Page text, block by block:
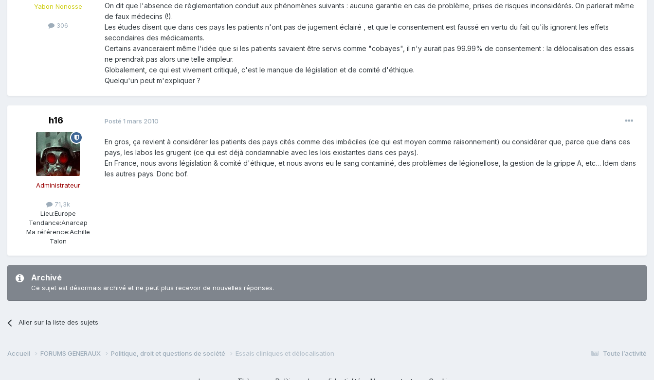
Yabon Nonosse
306
On dit que l'absence de règlementation conduit aux phénomènes suivants : aucune garantie en cas de problème, prises de risques inconsidérés. On parlerait même
de faux médecins (!).
Les études disent que dans ces pays les patients n'ont pas de jugement éclairé , et que le consentement est faussé en vertu du fait qu'ils ignorent les effets
secondaires des médicaments.
Certains avanceraient même l'idée que si les patients savaient être servis comme "cobayes", il n'y aurait pas 99.99% de consentement : la délocalisation des essais
ne prendrait pas alors une telle ampleur.
Globalement, ce qui est vivement critiqué, c'est le manque de législation et de comité d'éthique.
Quelqu'un peut m'expliquer ?
h16
Administrateur
71,3k
Lieu:Europe
Tendance:Anarcap
Ma référence:Achille
Talon
Posté 1 mars 2010
En gros, ça revient à considérer les patients des pays cités comme des imbéciles (ce qui est moyen comme raisonnement) ou considérer que, parce que dans ces
pays, les labos les grugent (ce qui est déjà condamnable avec les lois existantes dans ces pays).
En France, nous avons législation & comité d'éthique, et nous avons eu le sang contaminé, des problèmes de légionellose, la gestion de la grippe A, etc… Idem dans
les autres pays. Donc bof.
Archivé
Ce sujet est désormais archivé et ne peut plus recevoir de nouvelles réponses.
Aller sur la liste des sujets
Toute l’activité
Accueil FORUMS GENERAUX Politique, droit et questions de société Essais cliniques et délocalisation